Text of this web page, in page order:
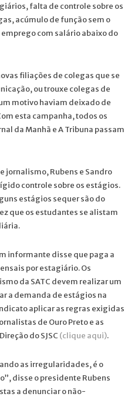
falta de controle sobre os
acúmulo de função sem o
com salário abaixo do
filiações de colegas que se
ou trouxe colegas de
motivo haviam deixado de
esta campanha, todos os
da Manhã e A Tribuna passam
jornalismo, Rubens e Sandro
controle sobre os estágios.
estágios sequer são do
que os estudantes se alistam
informante disse que paga a
por estagiário. Os
da SATC devem realizar um
a demanda de estágios na
aplicar as regras exigidas
de Ouro Preto e as
do SJSC (clique aqui).
as irregularidades, é o
disse o presidente Rubens
a denunciar o não-